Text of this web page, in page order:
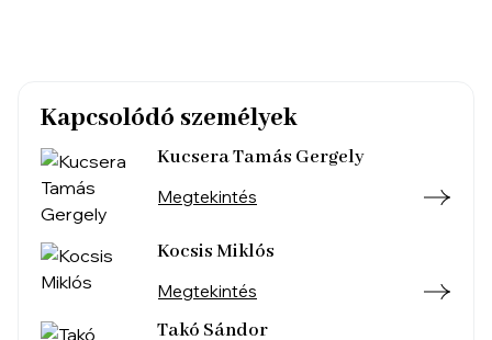
Kapcsolódó személyek
Kucsera Tamás Gergely
Megtekintés
Kocsis Miklós
Megtekintés
Takó Sándor